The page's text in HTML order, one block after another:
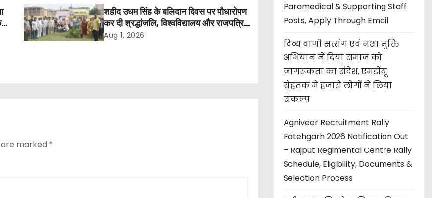
में
शहीद उधम सिंह के बलिदान दिवस पर पौधारोपण
कर दी श्रद्धांजलि, विश्वविद्यालय और राजपत्रित
अवकाश बहाल करने की उठी मांग
Aug 1, 2026
are marked *
Paramedical & Supporting Staff
Posts, Apply Through Email
दिव्य वाणी सत्संग एवं नशा मुक्ति
अभियान ने दिया समाज को
जागरूकता का संदेश, एमडीयू
रोहतक में हजारों लोगों ने लिया
संकल्प
Agniveer Recruitment Rally
Fatehgarh 2026 Notification Out
– Rajput Regimental Centre Rally
Schedule, Eligibility, Documents &
Selection Process